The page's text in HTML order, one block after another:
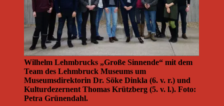
Wilhelm Lehmbrucks „Große Sinnende“ mit dem
Team des Lehmbruck Museums um
Museumsdirektorin Dr. Söke Dinkla (6. v. r.) und
Kulturdezernent Thomas Krützberg (5. v. l.). Foto:
Petra Grünendahl.